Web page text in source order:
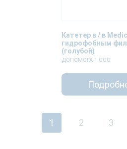
Катетер в / в
гидрофобным
(голубой)
ДОПОМОГА-1 ООО
1 2 3